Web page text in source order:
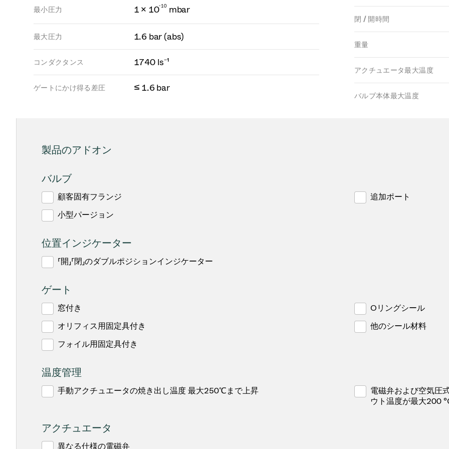
最小圧力 1 × 10-10mbar
最大圧力 1.6 bar (abs)
コンダクタンス 1740 ls⁻¹
ゲートにかけ得る差圧 ≤ 1.6 bar
閉 / 開時間
重量
アクチュエータ最大温度
バルブ本体最大温度
製品のアドオン
バルブ
顧客固有フランジ
小型パージョン
追加ポート
位置インジケーター
「開」「閉」のダブルポジションインジケーター
ゲート
窓付き
オリフィス用固定具付き
フォイル用固定具付き
Oリングシール
他のシール材料
温度管理
手動アクチュエータの焼き出し温度 最大250℃まで上昇
電磁弁および空気圧
ウト温度が最大200
アクチュエータ
異なる仕様の電磁弁